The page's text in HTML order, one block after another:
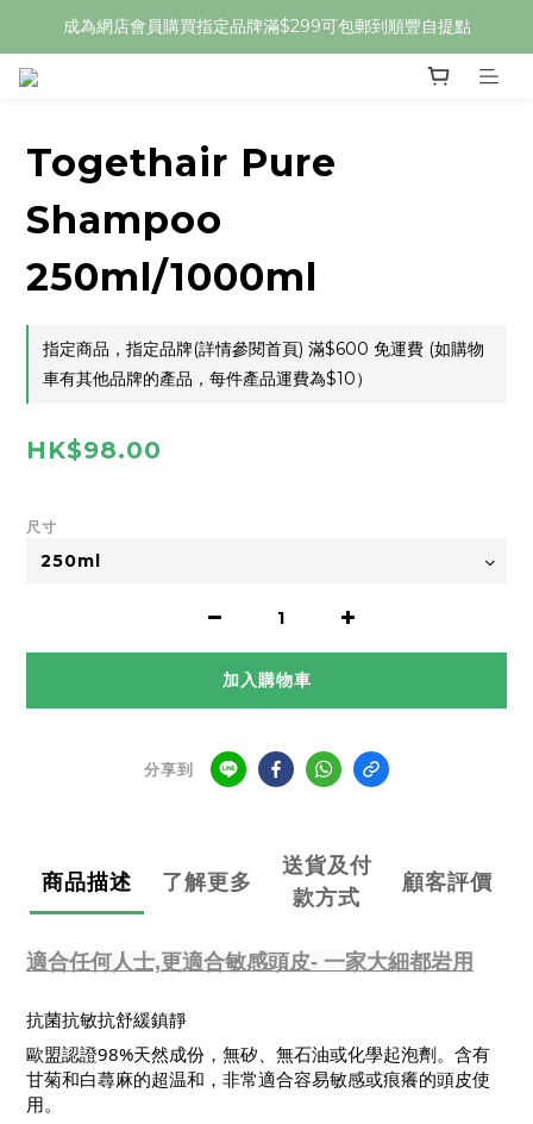
成為網店會員購買指定品牌滿$299可包郵到順豐自提點
Togethair Pure
Shampoo
250ml/1000ml
指定商品，指定品牌(詳情參閱首頁) 滿$600 免運費 (如購物
車有其他品牌的產品，每件產品運費為$10）
HK$98.00
尺寸
加入購物車
分享到
商品描述 了解更多
送貨及付
款方式
顧客評價
適合任何人士,更適合敏感頭皮- 一家大細都岩用
抗菌抗敏抗舒緩鎮靜
歐盟認證98%天然成份，無矽、無石油或化學起泡劑。含有
甘菊和白蕁麻的超温和，非常適合容易敏感或痕癢的頭皮使
用。